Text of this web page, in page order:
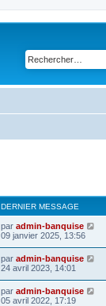
DERNIER MESSAGE
par admin-banquise
09 janvier 2025, 13:56
par admin-banquise
24 avril 2023, 14:01
par admin-banquise
05 avril 2022, 17:19